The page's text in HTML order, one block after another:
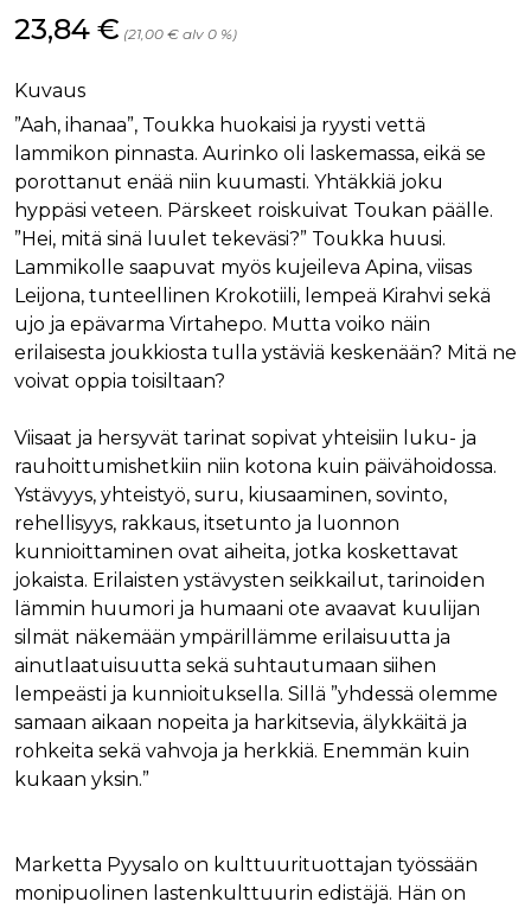
Hinta nyt
23,84 € (21,00 € alv 0 %)
Kuvaus
”Aah, ihanaa”, Toukka huokaisi ja ryysti vettä
lammikon pinnasta. Aurinko oli laskemassa, eikä se
porottanut enää niin kuumasti. Yhtäkkiä joku
hyppäsi veteen. Pärskeet roiskuivat Toukan päälle.
”Hei, mitä sinä luulet tekeväsi?” Toukka huusi.
Lammikolle saapuvat myös kujeileva Apina, viisas
Leijona, tunteellinen Krokotiili, lempeä Kirahvi sekä
ujo ja epävarma Virtahepo. Mutta voiko näin
erilaisesta joukkiosta tulla ystäviä keskenään? Mitä ne
voivat oppia toisiltaan?
Viisaat ja hersyvät tarinat sopivat yhteisiin luku- ja
rauhoittumishetkiin niin kotona kuin päivähoidossa.
Ystävyys, yhteistyö, suru, kiusaaminen, sovinto,
rehellisyys, rakkaus, itsetunto ja luonnon
kunnioittaminen ovat aiheita, jotka koskettavat
jokaista. Erilaisten ystävysten seikkailut, tarinoiden
lämmin huumori ja humaani ote avaavat kuulijan
silmät näkemään ympärillämme erilaisuutta ja
ainutlaatuisuutta sekä suhtautumaan siihen
lempeästi ja kunnioituksella. Sillä ”yhdessä olemme
samaan aikaan nopeita ja harkitsevia, älykkäitä ja
rohkeita sekä vahvoja ja herkkiä. Enemmän kuin
kukaan yksin.”
Marketta Pyysalo on kulttuurituottajan työssään
monipuolinen lastenkulttuurin edistäjä. Hän on